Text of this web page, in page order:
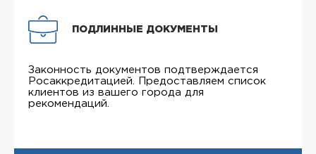
ПОДЛИННЫЕ ДОКУМЕНТЫ
Законность документов подтверждается
Росаккредитацией. Предоставляем список
клиентов из вашего города для
рекомендаций.